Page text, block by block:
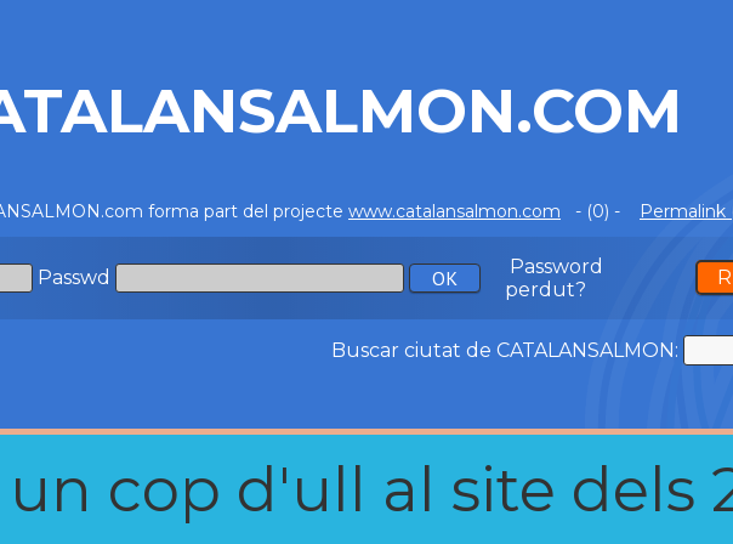
forma part del projecte www.catalansalmon.com - (0) - Permalink
Passwd
Password
perdut?
Buscar ciutat de CATALANSALMON:
cop d'ull al site dels